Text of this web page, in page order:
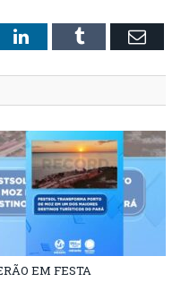
LinkedInTumblr Email
EM FESTA